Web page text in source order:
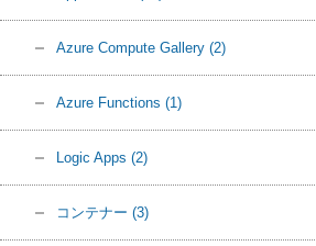
Azure Compute Gallery (2)
Azure Functions (1)
Logic Apps (2)
コンテナー (3)